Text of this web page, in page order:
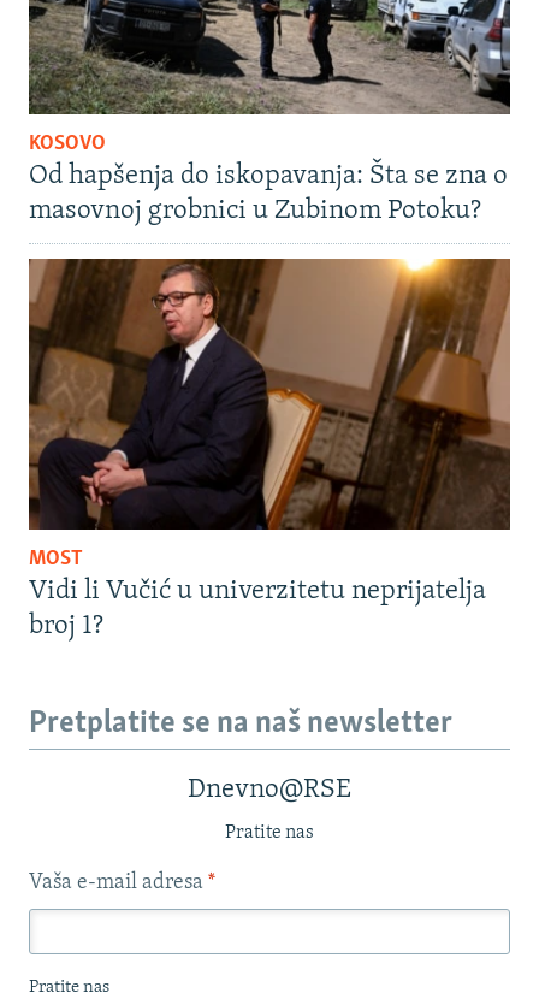
KOSOVO
Od hapšenja do iskopavanja: Šta se zna o
masovnoj grobnici u Zubinom Potoku?
MOST
Vidi li Vučić u univerzitetu neprijatelja
broj 1?
Pretplatite se na naš newsletter
Dnevno@RSE
Pratite nas
Vaša e-mail adresa *
Pratite nas